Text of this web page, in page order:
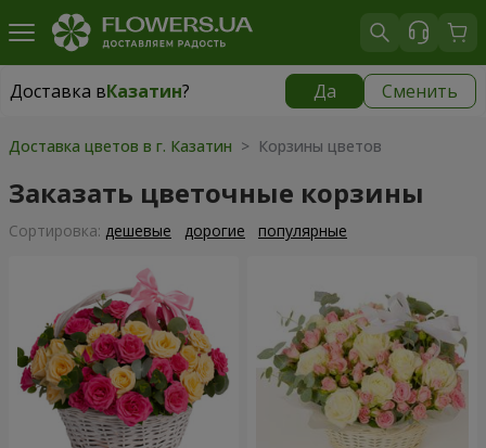
Доставка вКазатин? Да Сменить
Доставка вКазатин|
Доставка цветов в г. Казатин > Корзины цветов
Заказать цветочные корзины
Cортировка: дешевые дорогие популярные